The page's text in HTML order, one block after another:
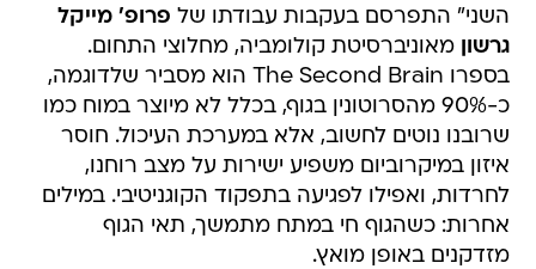
השני" התפרסם בעקבות עבודתו של פרופ' מייקל
גרשון מאוניברסיטת קולומביה, מחלוצי התחום.
בספרו The Second Brain הוא מסביר שלדוגמה,
כ-90% מהסרוטונין בגוף, בכלל לא מיוצר במוח כמו
שרובנו נוטים לחשוב, אלא במערכת העיכול. חוסר
איזון במיקרוביום משפיע ישירות על מצב רוחנו,
לחרדות, ואפילו לפגיעה בתפקוד הקוגניטיבי. במילים
אחרות: כשהגוף חי במתח מתמשך, תאי הגוף
מזדקנים באופן מואץ.